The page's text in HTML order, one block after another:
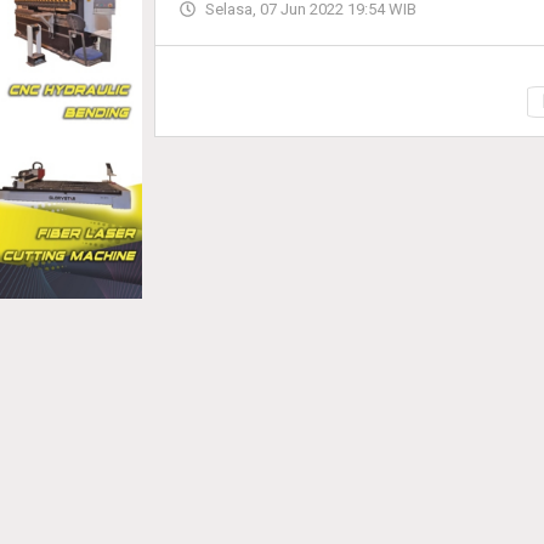
Selasa, 07 Jun 2022 19:54 WIB